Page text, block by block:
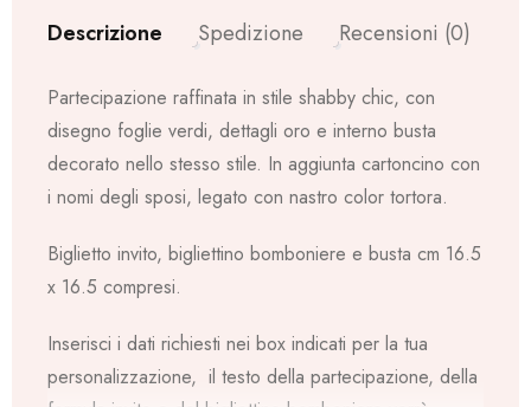
Descrizione Spedizione Recensioni (0)
Partecipazione raffinata in stile shabby chic, con
disegno foglie verdi, dettagli oro e interno busta
decorato nello stesso stile. In aggiunta cartoncino con
i nomi degli sposi, legato con nastro color tortora.
Biglietto invito, bigliettino bomboniere e busta cm 16.5
x 16.5 compresi.
Inserisci i dati richiesti nei box indicati per la tua
personalizzazione, il testo della partecipazione, della